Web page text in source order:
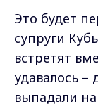
Это будет
супруги
встретят
удавалось
выпадали